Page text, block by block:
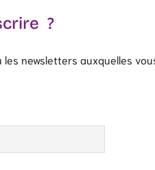
?
newsletters auxquelles